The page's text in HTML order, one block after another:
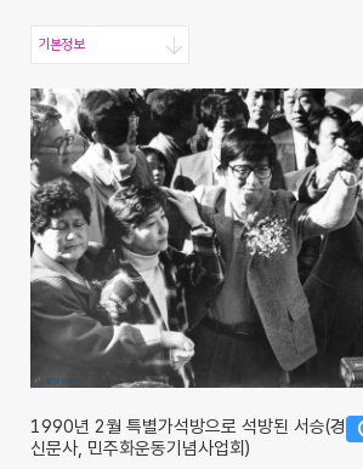
기본정보
1990년 2월 특별가석방으로 석방된 서승(경향
신문사, 민주화운동기념사업회)